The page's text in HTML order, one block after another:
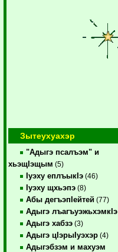
Зытеухуахэр
"Адыгэ псалъэм" и
хьэщIэщым (5)
Iуэху еплъыкIэ (46)
Iуэху щхьэпэ (8)
Абы дегъэпIейтей (77)
Адыгэ лъагъуэжьхэмкIэ
Адыгэ хабзэ (3)
Адыгэ цIэрыIуэхэр (4)
Адыгэбзэм и махуэм